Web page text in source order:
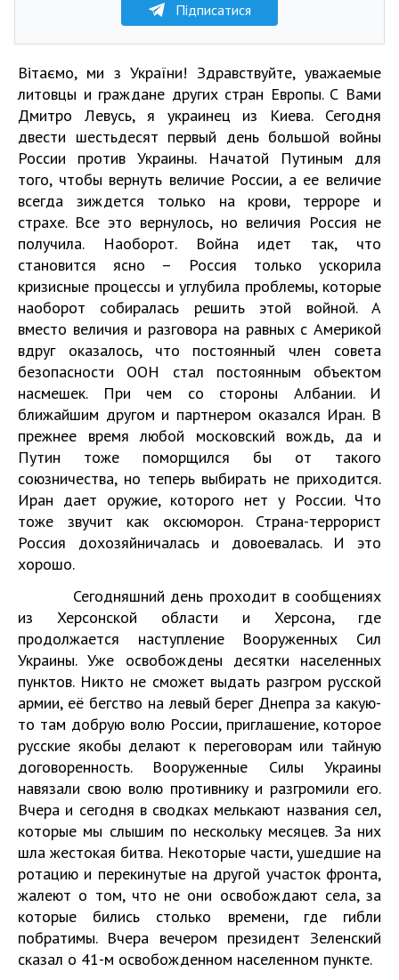
Підписатися
Вітаємо, ми з України! Здравствуйте, уважаемые
литовцы и граждане других стран Европы. С Вами
Дмитро Левусь, я украинец из Киева. Сегодня
двести шестьдесят первый день большой войны
России против Украины. Начатой Путиным для
того, чтобы вернуть величие России, а ее величие
всегда зиждется только на крови, терроре и
страхе. Все это вернулось, но величия Россия не
получила. Наоборот. Война идет так, что
становится ясно – Россия только ускорила
кризисные процессы и углубила проблемы, которые
наоборот собиралась решить этой войной. А
вместо величия и разговора на равных с Америкой
вдруг оказалось, что постоянный член совета
безопасности ООН стал постоянным объектом
насмешек. При чем со стороны Албании. И
ближайшим другом и партнером оказался Иран. В
прежнее время любой московский вождь, да и
Путин тоже поморщился бы от такого
союзничества, но теперь выбирать не приходится.
Иран дает оружие, которого нет у России. Что
тоже звучит как оксюморон. Страна-террорист
Россия дохозяйничалась и довоевалась. И это
хорошо.
Сегодняшний день проходит в сообщениях
из Херсонской области и Херсона, где
продолжается наступление Вооруженных Сил
Украины. Уже освобождены десятки населенных
пунктов. Никто не сможет выдать разгром русской
армии, её бегство на левый берег Днепра за какую-
то там добрую волю России, приглашение, которое
русские якобы делают к переговорам или тайную
договоренность. Вооруженные Силы Украины
навязали свою волю противнику и разгромили его.
Вчера и сегодня в сводках мелькают названия сел,
которые мы слышим по нескольку месяцев. За них
шла жестокая битва. Некоторые части, ушедшие на
ротацию и перекинутые на другой участок фронта,
жалеют о том, что не они освобождают села, за
которые бились столько времени, где гибли
побратимы. Вчера вечером президент Зеленский
сказал о 41-м освобожденном населенном пункте.